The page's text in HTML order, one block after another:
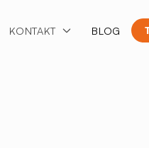
KONTAKT BLOG